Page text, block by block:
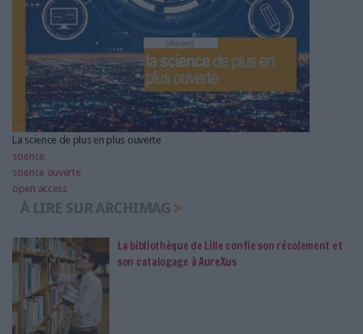
La science de plus en plus ouverte
science
science ouverte
open access
À LIRE SUR ARCHIMAG
La bibliothèque de Lille confie son récolement et
son catalogage à AureXus